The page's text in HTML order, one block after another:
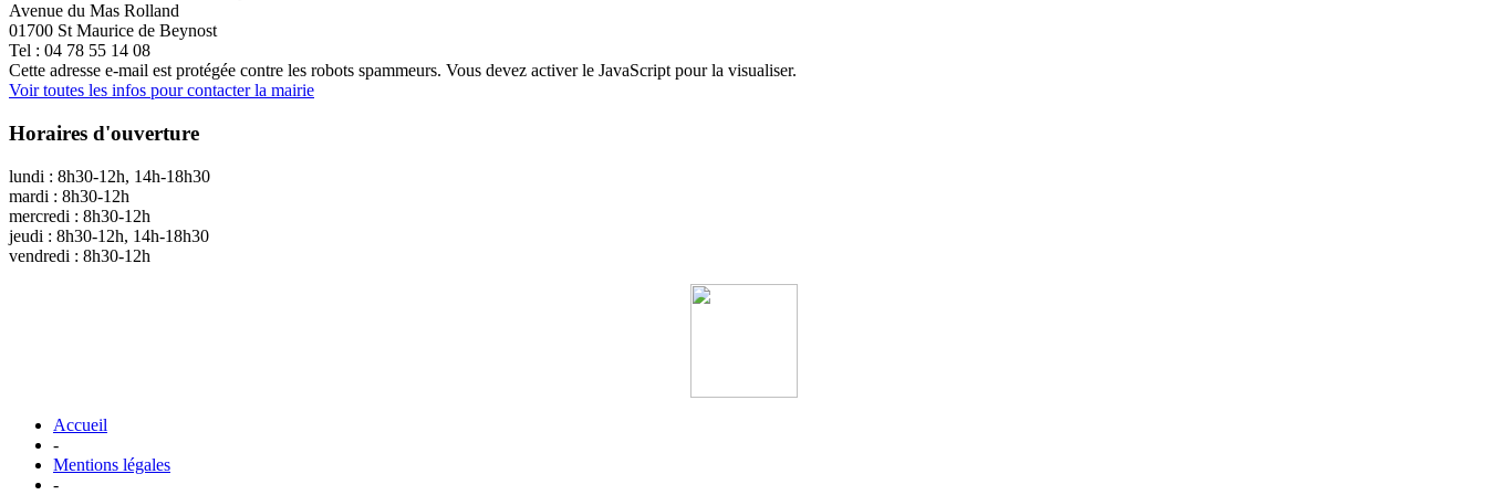
Avenue du Mas Rolland
01700 St Maurice de Beynost
Tel : 04 78 55 14 08
Cette adresse e-mail est protégée contre les robots spammeurs. Vous devez activer le JavaScript pour la visualiser.
Voir toutes les infos pour contacter la mairie
Horaires d'ouverture
lundi : 8h30-12h, 14h-18h30
mardi : 8h30-12h
mercredi : 8h30-12h
jeudi : 8h30-12h, 14h-18h30
vendredi : 8h30-12h
Accueil
-
Mentions légales
-